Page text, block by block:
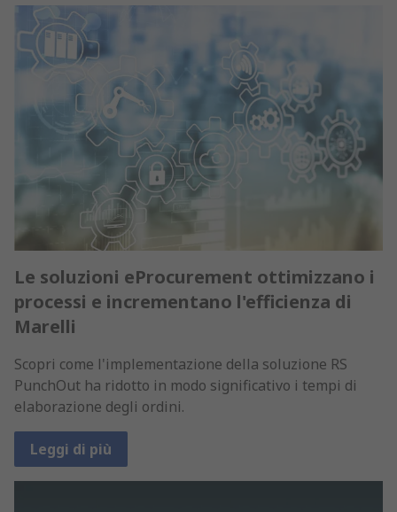
Le soluzioni eProcurement ottimizzano i
processi e incrementano l'efficienza di
Marelli
Scopri come l'implementazione della soluzione RS
PunchOut ha ridotto in modo significativo i tempi di
elaborazione degli ordini.
Leggi di più